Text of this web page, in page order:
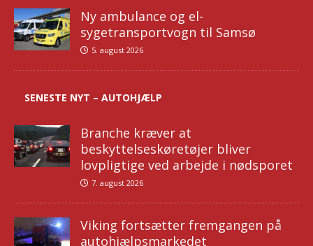
Ny ambulance og el-
sygetransportvogn til Samsø
5. august 2026
SENESTE NYT – AUTOHJÆLP
Branche kræver at
beskyttelseskøretøjer bliver
lovpligtige ved arbejde i nødsporet
7. august 2026
Viking fortsætter fremgangen på
autohjælpsmarkedet